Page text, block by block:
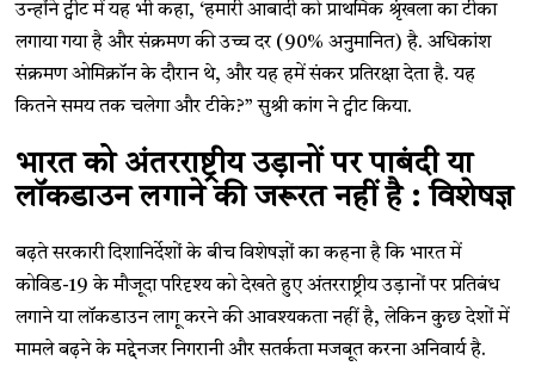
उन्होंने ट्वीट में यह भी कहा, ‘हमारी आबादी को प्राथमिक श्रृंखला का टीका
लगाया गया है और संक्रमण की उच्च दर (90% अनुमानित) है. अधिकांश
संक्रमण ओमिक्रॉन के दौरान थे, और यह हमें संकर प्रतिरक्षा देता है. यह
कितने समय तक चलेगा और टीके?” सुश्री कांग ने ट्वीट किया.
भारत को अंतरराष्ट्रीय उड़ानों पर पाबंदी या
लॉकडाउन लगाने की जरूरत नहीं है : विशेषज्ञ
बढ़ते सरकारी दिशानिर्देशों के बीच विशेषज्ञों का कहना है कि भारत में
कोविड-19 के मौजूदा परिदृश्य को देखते हुए अंतरराष्ट्रीय उड़ानों पर प्रतिबंध
लगाने या लॉकडाउन लागू करने की आवश्यकता नहीं है, लेकिन कुछ देशों में
मामले बढ़ने के मद्देनजर निगरानी और सतर्कता मजबूत करना अनिवार्य है.